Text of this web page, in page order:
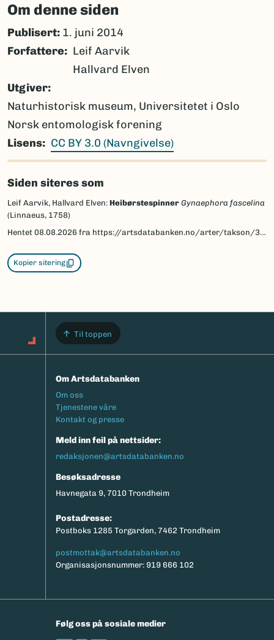
Om denne siden
Publisert: 1. juni 2014
Forfattere
Leif Aarvik
Hallvard Elven
Utgiver
Naturhistorisk museum, Universitetet i Oslo
Norsk entomologisk forening
Lisens
CC BY 3.0 (Navngivelse)
Siden siteres som
Leif Aarvik, Hallvard Elven: Heibørstespinner Gynaephora fascelina
(Linnaeus, 1758)
Hentet 08.08.2026 fra https://artsdatabanken.no/arter/takson/30522/beskrivelse
Kopier sitering
Til toppen
Om Artsdatabanken
Footermeny
Om oss
Tjenestene våre
Kontakt og presse
Meld inn feil på nettsider:
redaksjonen@artsdatabanken.no
Besøksadresse
Havnegata 9, 7010 Trondheim
Postadresse:
Postboks 1285 Torgarden, 7462 Trondheim
postmottak@artsdatabanken.no
Organisasjonsnummer: 919 666 102
Følg oss på sosiale medier